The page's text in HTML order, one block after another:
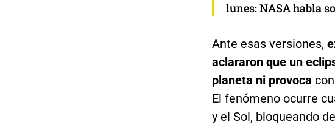
lunes: NASA habla
Ante esas versiones,
aclararon que un
planeta ni provoca
El fenómeno ocurre
y el Sol, bloqueando